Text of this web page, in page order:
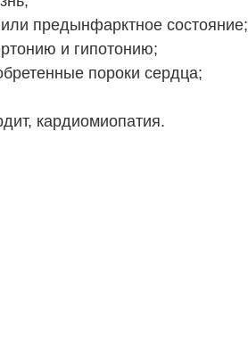
предынфарктное состояние;
и гипотонию;
пороки сердца;
кардиомиопатия.